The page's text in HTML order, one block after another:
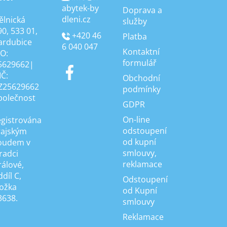
533 01,
v
C,
abytek-by
dleni.cz
+420 46
6 040 047
Doprava a
služby
Platba
Kontaktní
formulář
Obchodní
podmínky
GDPR
On-line
odstoupení
od kupní
smlouvy,
reklamace
Odstoupení
od Kupní
smlouvy
Reklamace